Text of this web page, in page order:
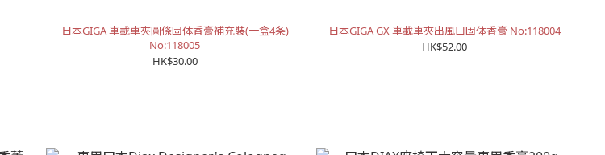
日本GIGA 車載車夾圓條固体香膏補充裝(一盒4条)
No:118005
HK$30.00
日本GIGA GX 車載車夾出風口固体香膏 No:118004
HK$52.00